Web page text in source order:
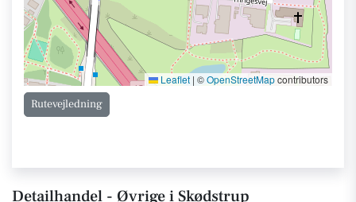
Leaflet | ©OpenStreetMapcontributors
Rutevejledning
Detailhandel - Øvrige i Skødstrup